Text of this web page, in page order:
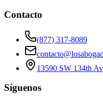
Contacto
(877) 317-8089
13590 SW 134th
Síguenos